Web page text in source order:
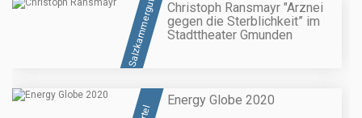
Salzkammergut
Christoph Ransmayr "Arznei
gegen die Sterblichkeit” im
Stadttheater Gmunden
Energy Globe 2020